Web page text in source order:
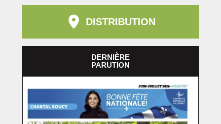
DISTRIBUTION
DERNIÈRE
PARUTION